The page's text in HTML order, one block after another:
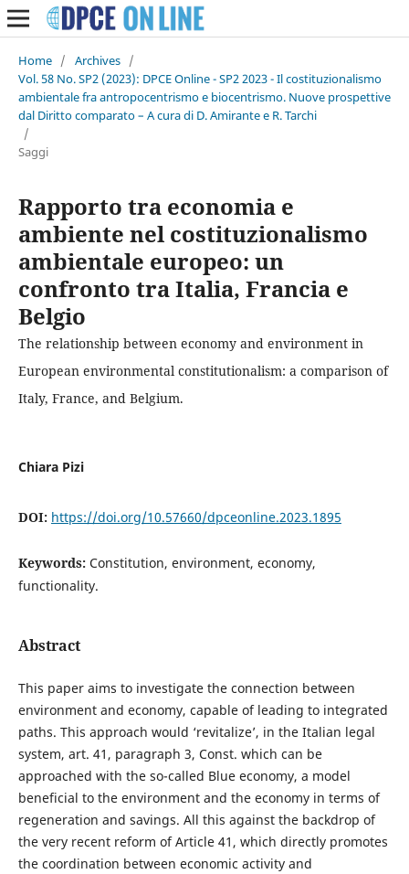
Home / Archives /
Vol. 58 No. SP2 (2023): DPCE Online - SP2 2023 - Il costituzionalismo
ambientale fra antropocentrismo e biocentrismo. Nuove prospettive
dal Diritto comparato – A cura di D. Amirante e R. Tarchi
/
Saggi
Rapporto tra economia e
ambiente nel costituzionalismo
ambientale europeo: un
confronto tra Italia, Francia e
Belgio
The relationship between economy and environment in
European environmental constitutionalism: a comparison of
Italy, France, and Belgium.
Chiara Pizi
DOI: https://doi.org/10.57660/dpceonline.2023.1895
Keywords: Constitution, environment, economy,
functionality.
Abstract
This paper aims to investigate the connection between
environment and economy, capable of leading to integrated
paths. This approach would ‘revitalize’, in the Italian legal
system, art. 41, paragraph 3, Const. which can be
approached with the so-called Blue economy, a model
beneficial to the environment and the economy in terms of
regeneration and savings. All this against the backdrop of
the very recent reform of Article 41, which directly promotes
the coordination between economic activity and